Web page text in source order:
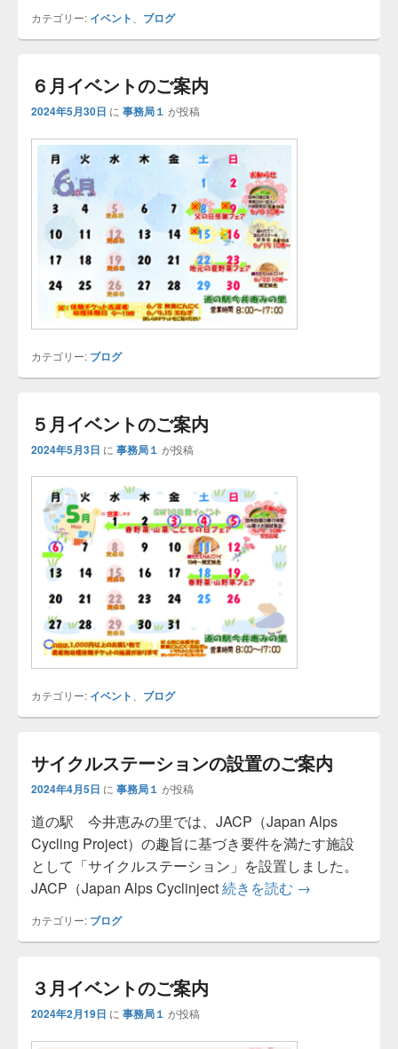
カテゴリー: イベント ブログ
６月イベントのご案内
2024年5月30日 に 事務局１ が投稿
カテゴリー: ブログ
５月イベントのご案内
2024年5月3日 に 事務局１ が投稿
カテゴリー: イベント ブログ
サイクルステーションの設置のご案内
2024年4月5日 に 事務局１ が投稿
道の駅 今井恵みの里では、JACP（Japan Alps
Cycling Project）の趣旨に基づき要件を満たす施設
として「サイクルステーション」を設置しました。
JACP（Japan Alps Cyclinject続きを読む サイクルステ
→
カテゴリー: ブログ
３月イベントのご案内
2024年2月19日 に 事務局１ が投稿